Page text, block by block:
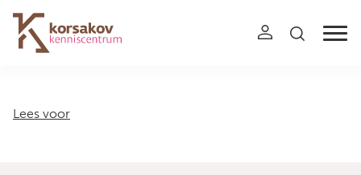
Navigation
Lees voor